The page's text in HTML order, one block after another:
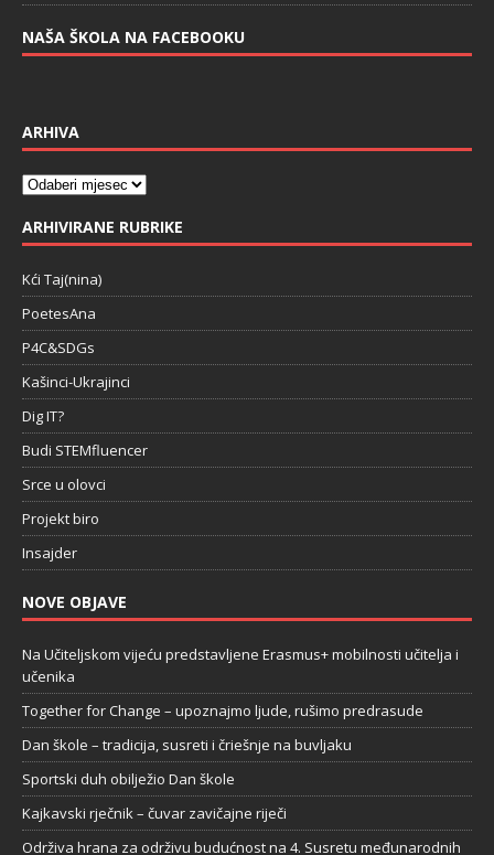
NAŠA ŠKOLA NA FACEBOOKU
ARHIVA
ARHIVIRANE RUBRIKE
Kći Taj(nina)
PoetesAna
P4C&SDGs
Kašinci-Ukrajinci
Dig IT?
Budi STEMfluencer
Srce u olovci
Projekt biro
Insajder
NOVE OBJAVE
Na Učiteljskom vijeću predstavljene Erasmus+ mobilnosti učitelja i
učenika
Together for Change – upoznajmo ljude, rušimo predrasude
Dan škole – tradicija, susreti i čriešnje na buvljaku
Sportski duh obilježio Dan škole
Kajkavski rječnik – čuvar zavičajne riječi
Održiva hrana za održivu budućnost na 4. Susretu međunarodnih